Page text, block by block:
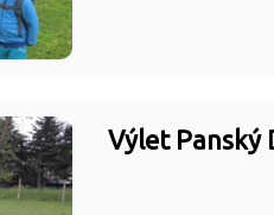
Výlet Panský